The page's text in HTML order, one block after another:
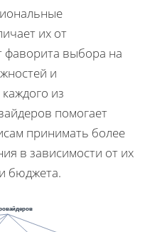
их от
фаворита выбора на
и
из
помогает
принимать более
в зависимости от их
бюджета.